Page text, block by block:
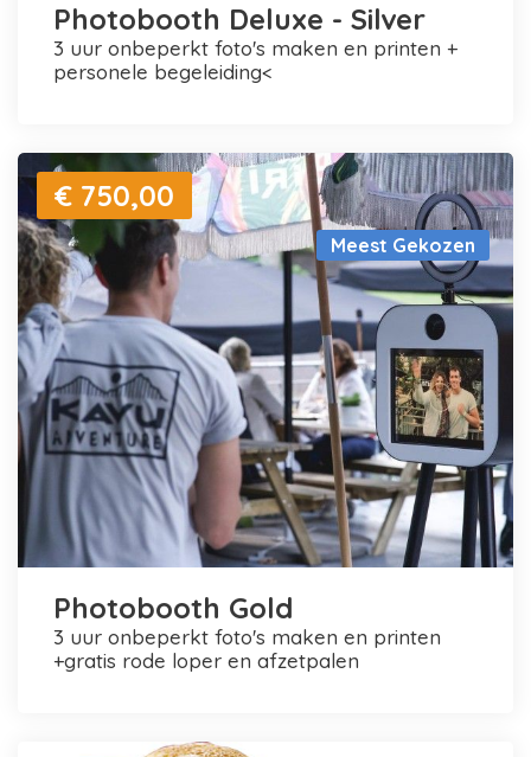
Photobooth Deluxe - Silver
3 uur onbeperkt foto's maken en printen +
personele begeleiding<
Meest Gekozen
€ 750,00
Photobooth Gold
3 uur onbeperkt foto's maken en printen
+gratis rode loper en afzetpalen